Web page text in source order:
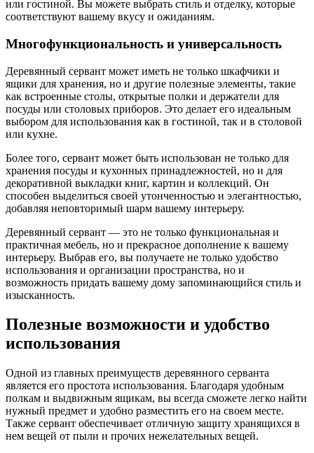
или гостиной. Вы можете выбрать стиль и отделку, которые
соответствуют вашему вкусу и ожиданиям.
Многофункциональность и универсальность
Деревянный сервант может иметь не только шкафчики и
ящики для хранения, но и другие полезные элементы, такие
как встроенные столы, открытые полки и держатели для
посуды или столовых приборов. Это делает его идеальным
выбором для использования как в гостиной, так и в столовой
или кухне.
Более того, сервант может быть использован не только для
хранения посуды и кухонных принадлежностей, но и для
декоративной выкладки книг, картин и коллекций. Он
способен выделиться своей утонченностью и элегантностью,
добавляя неповторимый шарм вашему интерьеру.
Деревянный сервант — это не только функциональная и
практичная мебель, но и прекрасное дополнение к вашему
интерьеру. Выбрав его, вы получаете не только удобство
использования и организации пространства, но и
возможность придать вашему дому запоминающийся стиль и
изысканность.
Полезные возможности и удобство
использования
Одной из главных преимуществ деревянного серванта
является его простота использования. Благодаря удобным
полкам и выдвижным ящикам, вы всегда сможете легко найти
нужный предмет и удобно разместить его на своем месте.
Также сервант обеспечивает отличную защиту хранящихся в
нем вещей от пыли и прочих нежелательных вещей.